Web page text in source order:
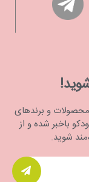
محصولات و برندهای
باخبر شده و از
شوید.